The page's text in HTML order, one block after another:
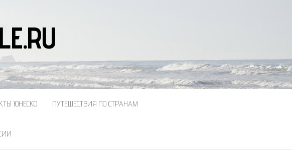
ЮНЕСКО ПУТЕШЕСТВИЯ ПО СТРАНАМ